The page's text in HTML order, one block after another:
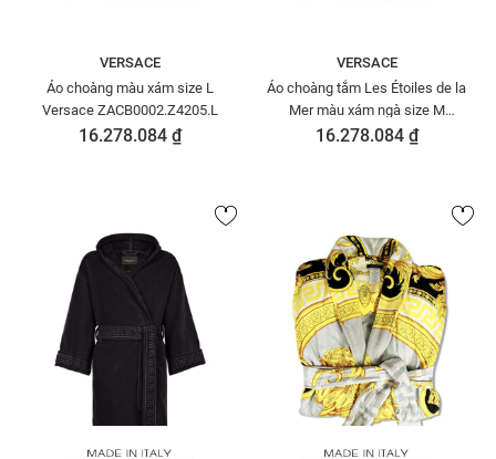
VERSACE
Áo choàng màu xám size L
Versace ZACB0002.Z4205.L
16.278.084 ₫
VERSACE
Áo choàng tắm Les Étoiles de la
Mer màu xám ngà size M
Versace ZCOSP061.Z4207.M
16.278.084 ₫